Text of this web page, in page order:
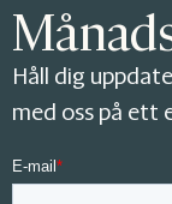
Håll dig
med oss på ett